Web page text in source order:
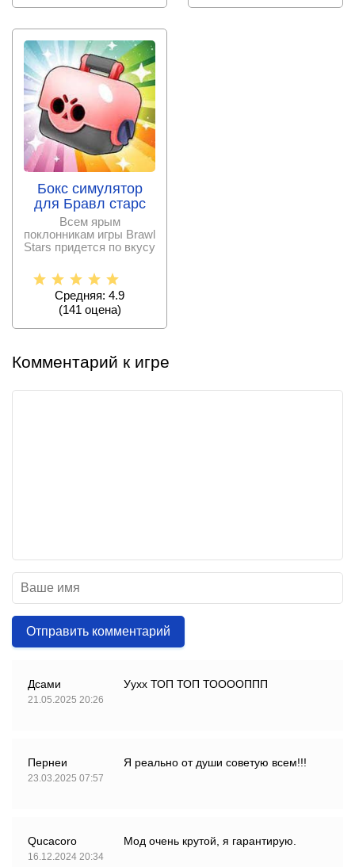
Бокс симулятор
для Бравл старс
Всем ярым
поклонникам игры Brawl
Stars придется по вкусу
Средняя: 4.9
(141 оценa)
Комментарий к игре
Отправить комментарий
Дсами
21.05.2025 20:26
Уухх ТОП ТОП ТООООППП
Пернеи
23.03.2025 07:57
Я реально от души советую всем!!!
Qucacoro
16.12.2024 20:34
Мод очень крутой, я гарантирую.